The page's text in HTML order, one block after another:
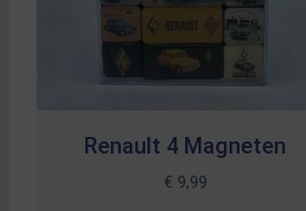
Renault 4 Magneten
€ 9,99